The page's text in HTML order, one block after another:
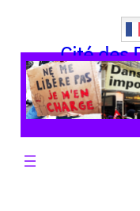
contenu Cité des